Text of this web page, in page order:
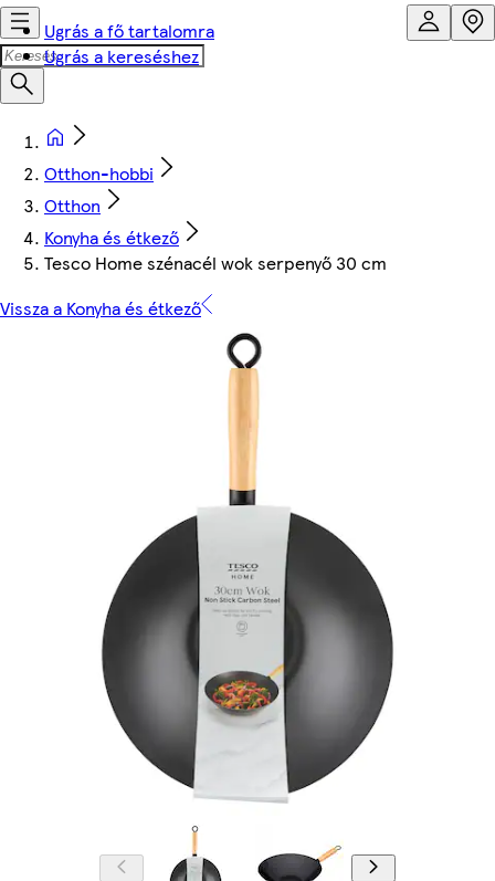
Ugrás a fő tartalomra
Ugrás a kereséshez
Otthon-hobbi
Otthon
Konyha és étkező
Tesco Home szénacél wok serpenyő 30 cm
Vissza a Konyha és étkező